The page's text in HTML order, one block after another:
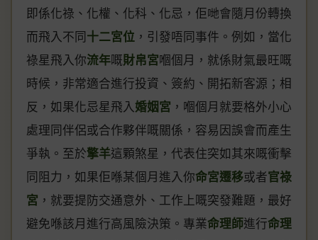
即係化祿、化權、化科、化忌，佢哋會隨月份轉換
而飛入不同 十二宮位 ，引發唔同事件。例如，當化
祿星飛入你流年嘅財帛宮嗰個月，就係財氣最旺嘅
時候，非常適合進行投資、簽約、開拓新客源；相
反，如果化忌星飛入婚姻宮 ，嗰個月就要格外小心
處理同伴侶或合作夥伴嘅關係，容易因誤會而產生
爭執。至於擎羊這顆煞星，代表住突如其來嘅衝擊
同阻力，如果佢喺某個月進入你命宮遷移或者官祿
宮 ，就要提防交通意外、工作上嘅突發難題，最好
避免喺該月進行高風險決策。專業命理師進行命理